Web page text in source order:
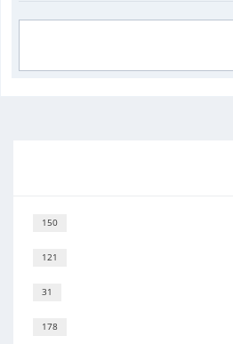
150
121
31
178